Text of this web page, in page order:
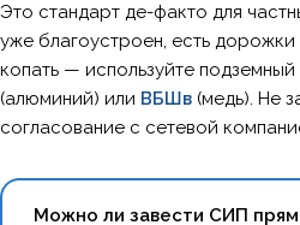
Это стандарт де-факто для
уже благоустроен, есть дорожки
копать — используйте
(алюминий) или ВБШв (медь). Не
согласование с сетевой
Можно ли завести СИП